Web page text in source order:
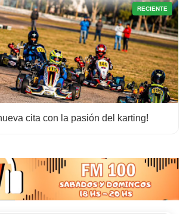
RECIENTE
cita con la pasión del karting!